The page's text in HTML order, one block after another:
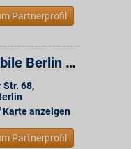
Partnerprofil
Volkswagen Automobile Berlin GmbH
Str. 68,
Karte anzeigen
Partnerprofil